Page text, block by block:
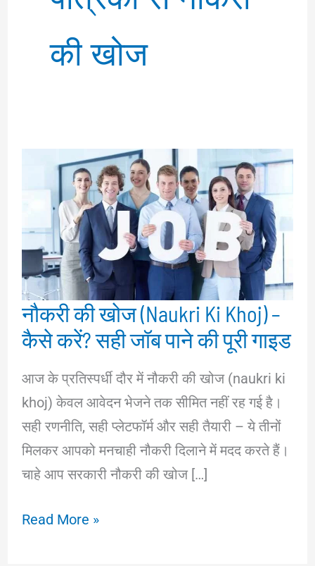
की खोज
नौकरी की खोज (Naukri Ki Khoj) –
कैसे करें? सही जॉब पाने की पूरी गाइड
आज के प्रतिस्पर्धी दौर में नौकरी की खोज (naukri ki
khoj) केवल आवेदन भेजने तक सीमित नहीं रह गई है।
सही रणनीति, सही प्लेटफॉर्म और सही तैयारी – ये तीनों
मिलकर आपको मनचाही नौकरी दिलाने में मदद करते हैं।
चाहे आप सरकारी नौकरी की खोज […]
नौकरी
Read More »